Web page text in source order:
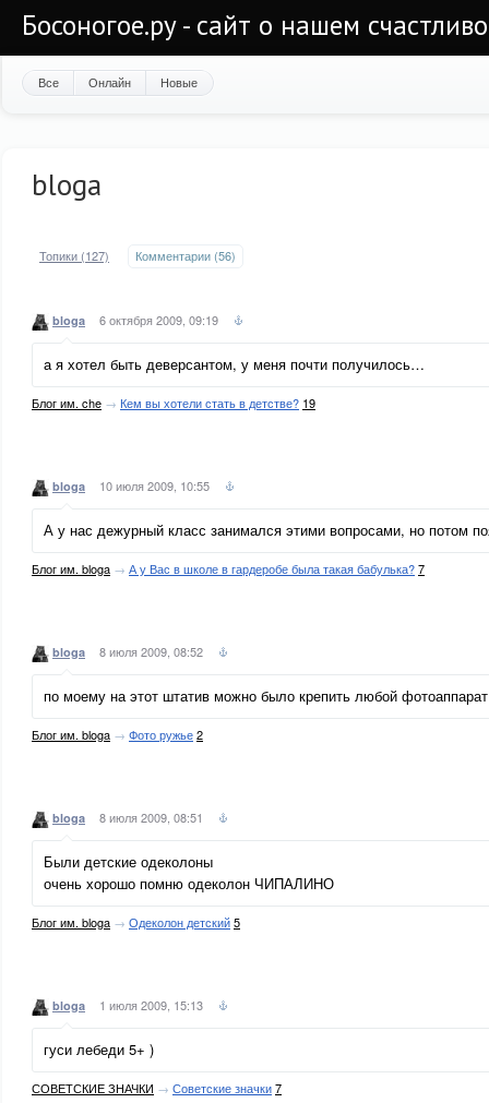
Босоногое.ру - сайт о нашем
Все Онлайн Новые
bloga
Топики (127) Комментарии (56)
bloga 6 октября 2009, 09:19
а я хотел быть деверсантом, у меня почти получилось…
Блог им. che → Кем вы хотели стать в детстве? 19
bloga 10 июля 2009, 10:55
А у нас дежурный класс занимался этими вопросами, но потом
Блог им. bloga → А у Вас в школе в гардеробе была такая бабулька?7
bloga 8 июля 2009, 08:52
по моему на этот штатив можно было крепить любой фотоаппарат
Блог им. bloga → Фото ружье2
bloga 8 июля 2009, 08:51
Были детские одеколоны
очень хорошо помню одеколон ЧИПАЛИНО
Блог им. bloga → Одеколон детский5
bloga 1 июля 2009, 15:13
гуси лебеди 5+ )
СОВЕТСКИЕ ЗНАЧКИ → Советские значки7